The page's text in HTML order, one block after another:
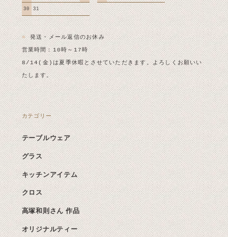
30 31
■発送・メール返信のお休み
営業時間：10時～17時
8/14(金)は夏季休暇とさせていただきます。よろしくお願いい
たします。
カテゴリー
テーブルウェア
グラス
キッチンアイテム
クロス
高塚和則さん 作品
オリジナルティー